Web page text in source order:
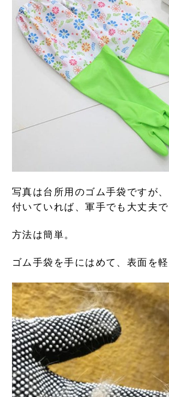
写真は台所用のゴム手袋ですが
付いていれば、軍手でも大丈夫で
方法は簡単。
ゴム手袋を手にはめて、表面を軽